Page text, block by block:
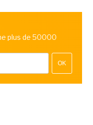
plus de 50000
OK